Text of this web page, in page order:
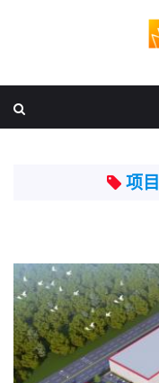
项目